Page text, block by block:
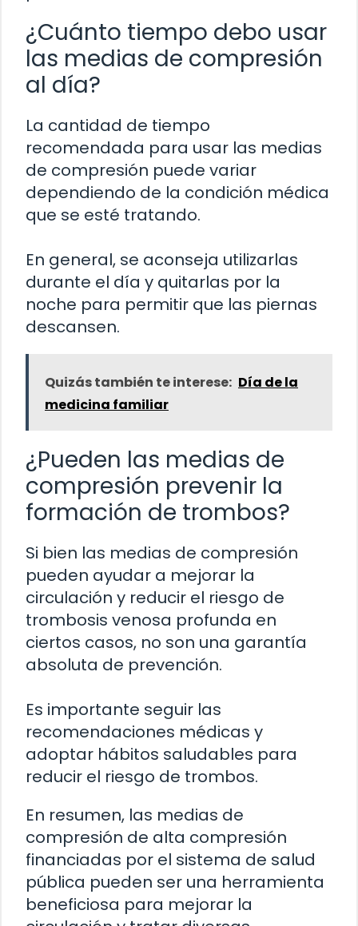
¿Cuánto tiempo debo usar
las medias de compresión
al día?
La cantidad de tiempo
recomendada para usar las medias
de compresión puede variar
dependiendo de la condición médica
que se esté tratando.
En general, se aconseja utilizarlas
durante el día y quitarlas por la
noche para permitir que las piernas
descansen.
Quizás también te interese: Día de la
medicina familiar
¿Pueden las medias de
compresión prevenir la
formación de trombos?
Si bien las medias de compresión
pueden ayudar a mejorar la
circulación y reducir el riesgo de
trombosis venosa profunda en
ciertos casos, no son una garantía
absoluta de prevención.
Es importante seguir las
recomendaciones médicas y
adoptar hábitos saludables para
reducir el riesgo de trombos.
En resumen, las medias de
compresión de alta compresión
financiadas por el sistema de salud
pública pueden ser una herramienta
beneficiosa para mejorar la